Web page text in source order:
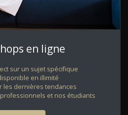
en ligne
sur un sujet spécifique
en illimité
les dernières tendances
et nos étudiants